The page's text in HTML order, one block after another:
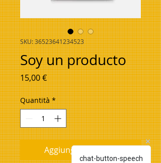
SKU: 36523641234523
Soy un producto
15,00 €Prezzo
Quantità *
Aggiungi al carrello
chat-button-speech